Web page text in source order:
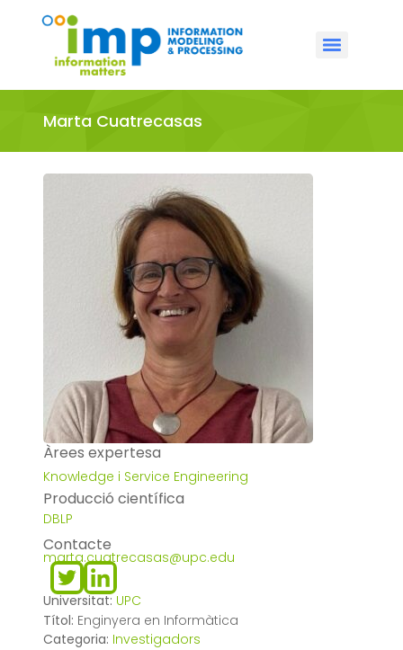
Marta Cuatrecasas
Àrees expertesa
Knowledge i Service Engineering
Producció científica
DBLP
Contacte
marta.cuatrecasas@upc.edu
Universitat: UPC
Títol: Enginyera en Informàtica
Categoria: Investigadors